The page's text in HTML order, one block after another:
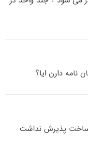
نامه دارن ایا؟
ساخت پذیرش نداشت